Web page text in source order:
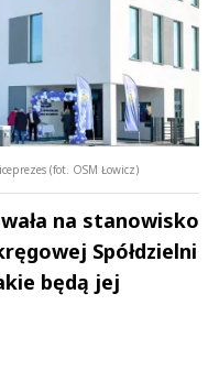
(fot. OSM Łowicz)
na stanowisko
Spółdzielni
będą jej